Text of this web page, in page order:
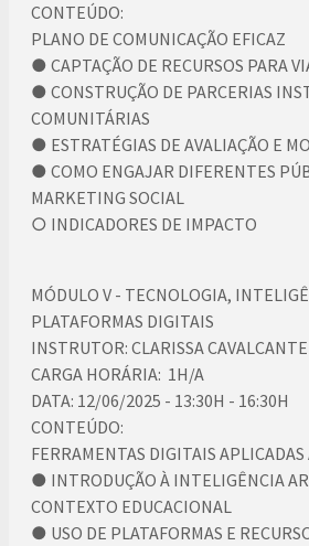
CONTEÚDO:
PLANO DE COMUNICAÇÃO EFICAZ
● CAPTAÇÃO DE RECURSOS PARA
● CONSTRUÇÃO DE PARCERIAS
COMUNITÁRIAS
● ESTRATÉGIAS DE AVALIAÇÃO E
● COMO ENGAJAR DIFERENTES
MARKETING SOCIAL
○ INDICADORES DE IMPACTO
MÓDULO V - TECNOLOGIA,
PLATAFORMAS DIGITAIS
INSTRUTOR: CLARISSA
CARGA HORÁRIA: 1H/A
DATA: 12/06/2025 - 13:30H - 16:30H
CONTEÚDO:
FERRAMENTAS DIGITAIS APLICADAS
● INTRODUÇÃO À INTELIGÊNCIA
CONTEXTO EDUCACIONAL
● USO DE PLATAFORMAS E